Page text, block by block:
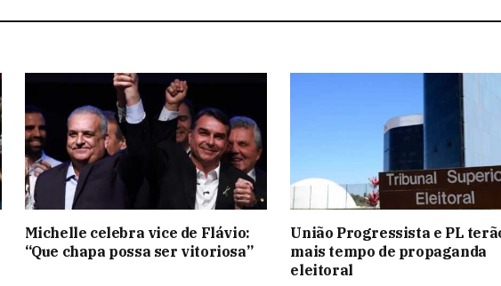
Michelle celebra vice de Flávio:
“Que chapa possa ser vitoriosa”
União Progressista e PL
mais tempo de propaganda
eleitoral